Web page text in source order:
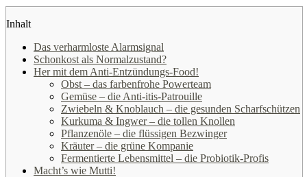
Inhalt
Das verharmloste Alarmsignal
Schonkost als Normalzustand?
Her mit dem Anti-Entzündungs-Food!
Obst – das farbenfrohe Powerteam
Gemüse – die Anti-itis-Patrouille
Zwiebeln & Knoblauch – die gesunden Scharfschützen
Kurkuma & Ingwer – die tollen Knollen
Pflanzenöle – die flüssigen Bezwinger
Kräuter – die grüne Kompanie
Fermentierte Lebensmittel – die Probiotik-Profis
Macht’s wie Mutti!